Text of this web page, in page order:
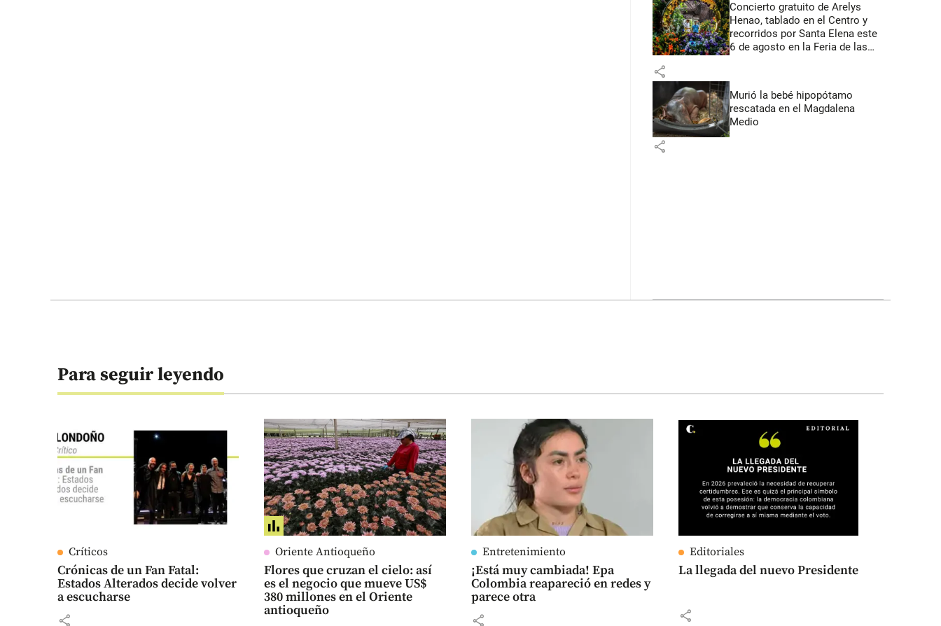
Concierto gratuito de Arelys
Henao, tablado en el Centro y
recorridos por Santa Elena este
6 de agosto en la Feria de las
share
Murió la bebé hipopótamo
rescatada en el Magdalena
Medio
share
Para seguir leyendo
Críticos
Crónicas de un Fan Fatal:
Estados Alterados decide volver
a escucharse
share
Oriente Antioqueño
Flores que cruzan el cielo: así
es el negocio que mueve US$
380 millones en el Oriente
antioqueño
Entretenimiento
¡Está muy cambiada! Epa
Colombia reapareció en redes y
parece otra
share
Editoriales
La llegada del nuevo Presidente
share